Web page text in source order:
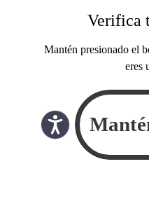
Verifica
Mantén presionado el
eres